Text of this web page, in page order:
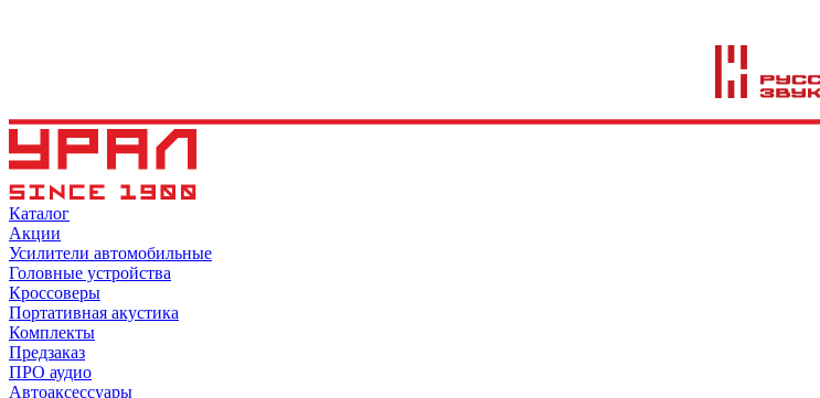
Каталог
Акции
Усилители автомобильные
Головные устройства
Кроссоверы
Портативная акустика
Комплекты
Предзаказ
ПРО аудио
Автоаксессуары